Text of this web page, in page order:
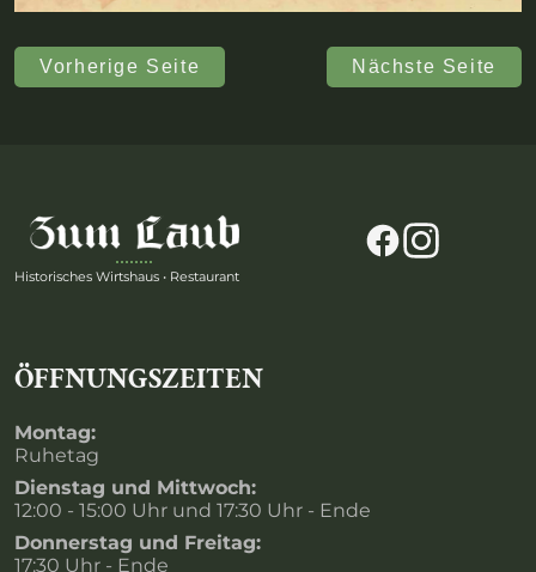
Vorherige Seite Nächste Seite
Historisches Wirtshaus • Restaurant
ÖFFNUNGSZEITEN
Montag:
Ruhetag
Dienstag und Mittwoch:
12:00 - 15:00 Uhr und 17:30 Uhr - Ende
Donnerstag und Freitag:
17:30 Uhr - Ende